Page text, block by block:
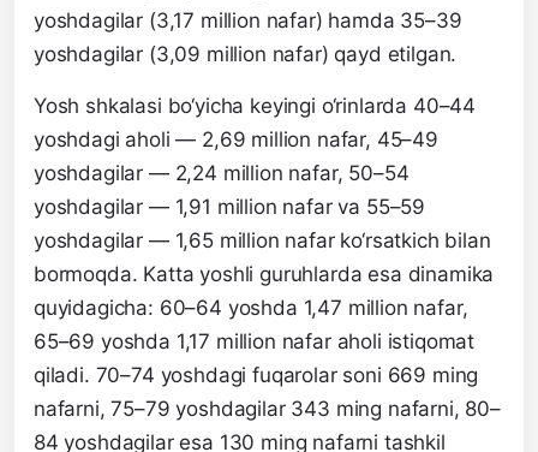
yoshdagilar (3,17 million nafar) hamda 35–39
yoshdagilar (3,09 million nafar) qayd etilgan.
Yosh shkalasi bo‘yicha keyingi o‘rinlarda 40–44
yoshdagi aholi — 2,69 million nafar, 45–49
yoshdagilar — 2,24 million nafar, 50–54
yoshdagilar — 1,91 million nafar va 55–59
yoshdagilar — 1,65 million nafar ko‘rsatkich bilan
bormoqda. Katta yoshli guruhlarda esa dinamika
quyidagicha: 60–64 yoshda 1,47 million nafar,
65–69 yoshda 1,17 million nafar aholi istiqomat
qiladi. 70–74 yoshdagi fuqarolar soni 669 ming
nafarni, 75–79 yoshdagilar 343 ming nafarni, 80–
84 yoshdagilar esa 130 ming nafarni tashkil